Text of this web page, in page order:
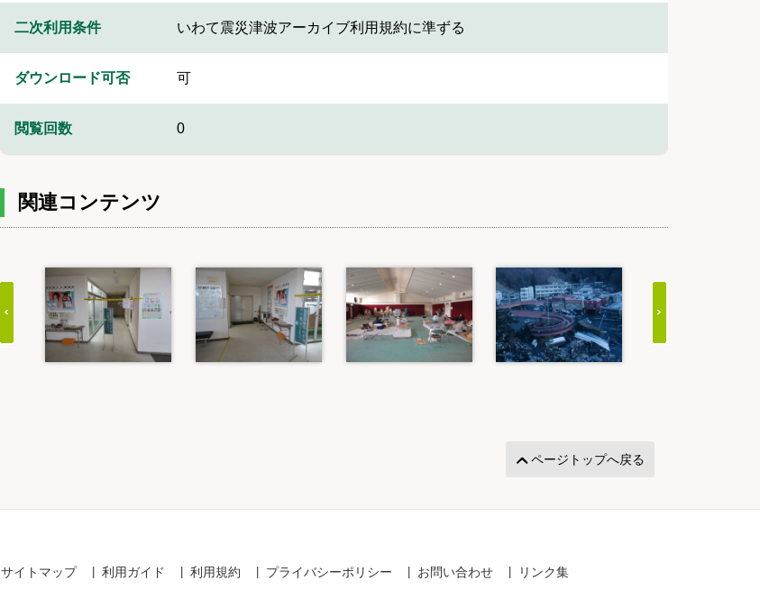
二次利用条件 いわて震災津波アーカイブ利用規約に準ずる
ダウンロード可否 可
閲覧回数 0
関連コンテンツ
ページトップへ戻る
サイトマップ 利用ガイド 利用規約 プライバシーポリシー お問い合わせ リンク集